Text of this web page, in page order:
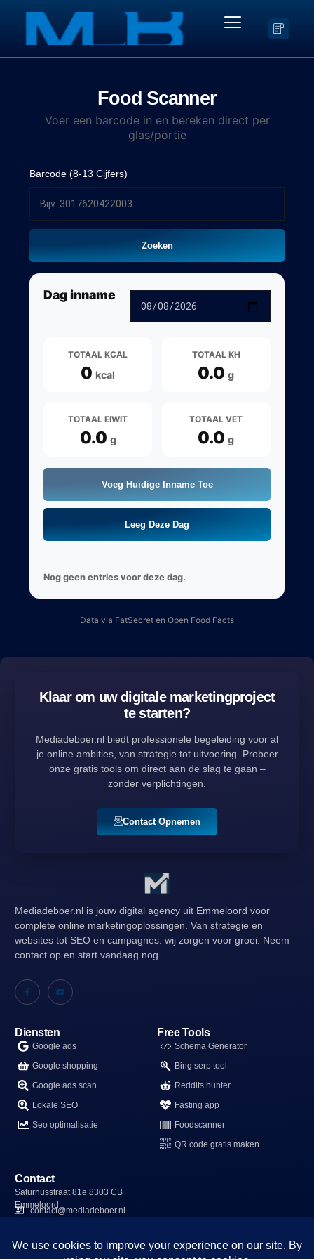
Food Scanner
Voer een barcode in en bereken direct per
glas/portie
Barcode (8-13 Cijfers)
Zoeken
Dag inname
TOTAAL KCAL
0 kcal
TOTAAL KH
0.0 g
TOTAAL EIWIT
0.0 g
TOTAAL VET
0.0 g
Voeg Huidige Inname Toe
Leeg Deze Dag
Nog geen entries voor deze dag.
Data via FatSecret en Open Food Facts
Klaar om uw digitale marketingproject
te starten?
Mediadeboer.nl biedt professionele begeleiding voor al
je online ambities, van strategie tot uitvoering. Probeer
onze gratis tools om direct aan de slag te gaan –
zonder verplichtingen.
Contact Opnemen
Mediadeboer.nl is jouw digital agency uit Emmeloord voor
complete online marketingoplossingen. Van strategie en
websites tot SEO en campagnes: wij zorgen voor groei. Neem
contact op en start vandaag nog.
Diensten
Google ads
Google shopping
Google ads scan
Lokale SEO
Seo optimalisatie
Free Tools
Schema Generator
Bing serp tool
Reddits hunter
Fasting app
Foodscanner
QR code gratis maken
Contact
Saturnusstraat 81e 8303 CB
Emmeloord
contact@mediadeboer.nl
kvk: 96989041